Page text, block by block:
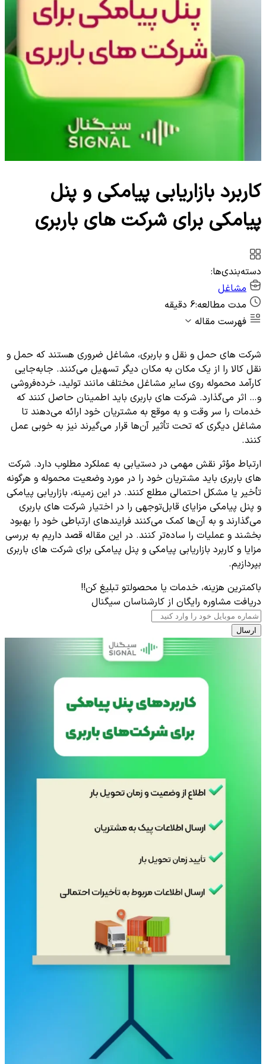
کاربرد بازاریابی پیامکی و پنل
پیامکی برای شرکت های باربری
دسته‌بندی‌ها:
مشاغل
مدت مطالعه:6 دقیقه
فهرست مقاله
شرکت های حمل و نقل و باربری، مشاغل ضروری هستند که حمل و
نقل کالا را از یک مکان به مکان دیگر تسهیل می‌کنند. جابه‌جایی
کارآمد محموله روی سایر مشاغل مختلف مانند تولید، خرده‌فروشی
و… اثر می‌گذارد. شرکت های باربری باید اطمینان حاصل کنند که
خدمات را سر وقت و به موقع به مشتریان خود ارائه می‌دهند تا
مشاغل دیگری که تحت تأثیر آن‌ها قرار می‌گیرند نیز به خوبی عمل
کنند.
ارتباط مؤثر نقش مهمی در دستیابی به عملکرد مطلوب دارد. شرکت
های باربری باید مشتریان خود را در مورد وضعیت محموله و هرگونه
تأخیر یا مشکل احتمالی مطلع کنند. در این زمینه، بازاریابی پیامکی
و پنل پیامکی مزایای قابل‌توجهی را در اختیار شرکت های باربری
می‌گذارند و به آن‌ها کمک می‌کنند فرایندهای ارتباطی خود را بهبود
بخشند و عملیات را ساده‌تر کنند. در این مقاله قصد داریم به بررسی
مزایا و کاربرد بازاریابی پیامکی و پنل پیامکی برای شرکت های باربری
بپردازیم.
باکمترین هزینه، خدمات یا محصولتو تبلیغ کن!!
دریافت مشاوره رایگان از کارشناسان سیگنال
ارسال